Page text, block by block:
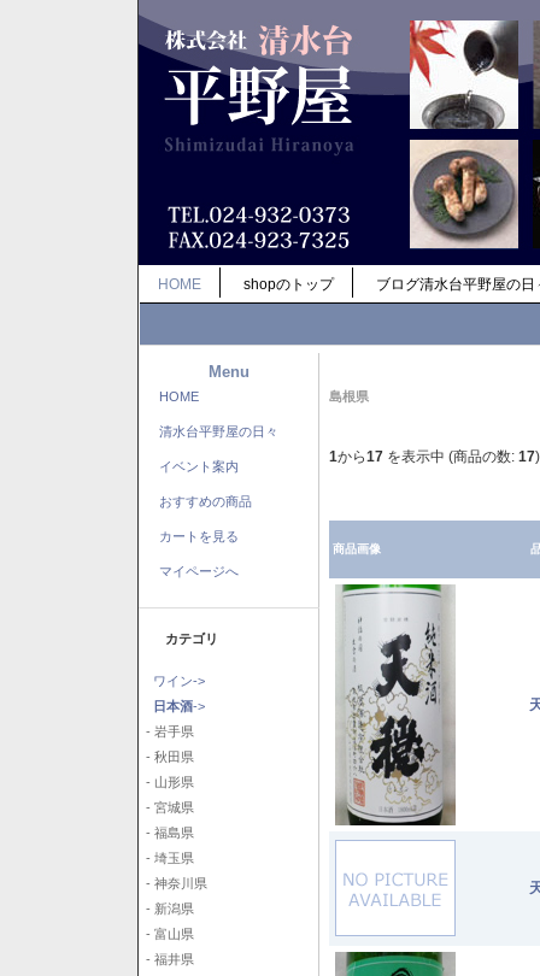
HOME shopのトップ ブログ清水台平野屋の日
Menu
HOME
清水台平野屋の日々
イベント案内
おすすめの商品
カートを見る
マイページへ
カテゴリ
ワイン->
日本酒->
- 岩手県
- 秋田県
- 山形県
- 宮城県
- 福島県
- 埼玉県
- 神奈川県
- 新潟県
- 富山県
- 福井県
島根県
1から17 を表示中 (商品の数: 17)
商品画像